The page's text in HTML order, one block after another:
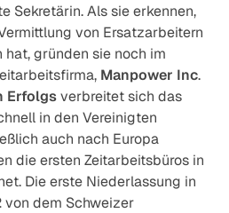
Sekretärin. Als sie erkennen,
von Ersatzarbeitern
hat, gründen sie noch im
Manpower Inc.
Erfolgsverbreitet sich das
in den Vereinigten
auch nach Europa
die ersten Zeitarbeitsbüros in
Die erste Niederlassung in
von dem Schweizer